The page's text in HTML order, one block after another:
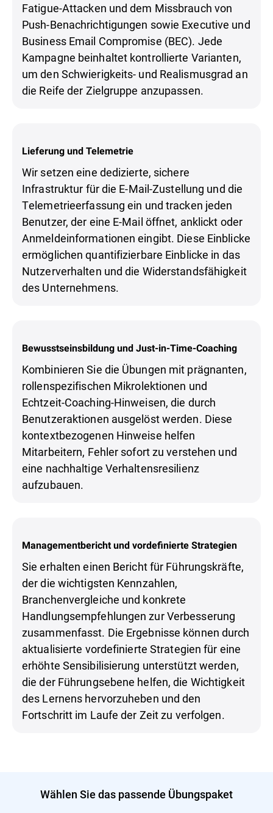
Fatigue-Attacken und dem Missbrauch von
Push-Benachrichtigungen sowie Executive und
Business Email Compromise (BEC). Jede
Kampagne beinhaltet kontrollierte Varianten,
um den Schwierigkeits- und Realismusgrad an
die Reife der Zielgruppe anzupassen.
Lieferung und Telemetrie
Wir setzen eine dedizierte, sichere
Infrastruktur für die E-Mail-Zustellung und die
Telemetrieerfassung ein und tracken jeden
Benutzer, der eine E-Mail öffnet, anklickt oder
Anmeldeinformationen eingibt. Diese Einblicke
ermöglichen quantifizierbare Einblicke in das
Nutzerverhalten und die Widerstandsfähigkeit
des Unternehmens.
Bewusstseinsbildung und Just-in-Time-Coaching
Kombinieren Sie die Übungen mit prägnanten,
rollenspezifischen Mikrolektionen und
Echtzeit-Coaching-Hinweisen, die durch
Benutzeraktionen ausgelöst werden. Diese
kontextbezogenen Hinweise helfen
Mitarbeitern, Fehler sofort zu verstehen und
eine nachhaltige Verhaltensresilienz
aufzubauen.
Managementbericht und vordefinierte Strategien
Sie erhalten einen Bericht für Führungskräfte,
der die wichtigsten Kennzahlen,
Branchenvergleiche und konkrete
Handlungsempfehlungen zur Verbesserung
zusammenfasst. Die Ergebnisse können durch
aktualisierte vordefinierte Strategien für eine
erhöhte Sensibilisierung unterstützt werden,
die der Führungsebene helfen, die Wichtigkeit
des Lernens hervorzuheben und den
Fortschritt im Laufe der Zeit zu verfolgen.
Wählen Sie das passende Übungspaket